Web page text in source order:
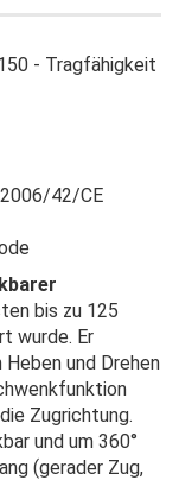
- Tragfähigkeit
42/CE
bis zu 125
wurde. Er
Heben und Drehen
Zugrichtung.
und um 360°
(gerader Zug,